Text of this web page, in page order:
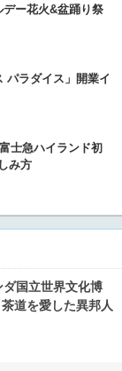
ー花火&盆踊り祭
パラダイス」開業イ
士急ハイランド初
み方
国立世界文化博
道を愛した異邦人